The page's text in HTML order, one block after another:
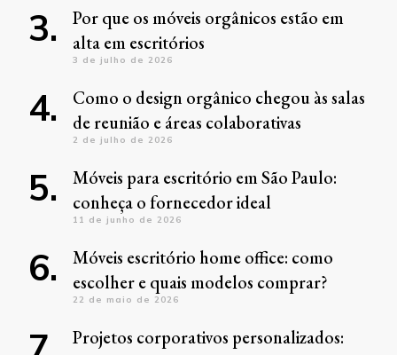
Por que os móveis orgânicos estão em
alta em escritórios
3 de julho de 2026
Como o design orgânico chegou às salas
de reunião e áreas colaborativas
2 de julho de 2026
Móveis para escritório em São Paulo:
conheça o fornecedor ideal
11 de junho de 2026
Móveis escritório home office: como
escolher e quais modelos comprar?
22 de maio de 2026
Projetos corporativos personalizados: